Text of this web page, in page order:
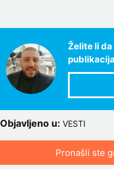
Želite li
Objavljeno u: VESTI
Pronašli ste